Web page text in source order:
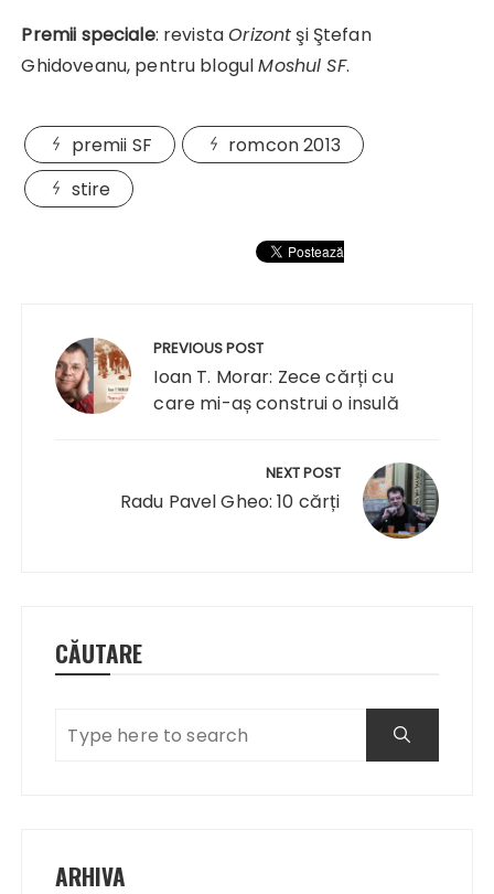
Premii speciale: revistaOrizont şi Ştefan
Ghidoveanu, pentru blogulMoshul SF.
premii SF
romcon 2013
stire
articole
PREVIOUS POST
Ioan T. Morar: Zece cărți cu
care mi-aș construi o insulă
NEXT POST
Radu Pavel Gheo: 10 cărți
CĂUTARE
ARHIVA